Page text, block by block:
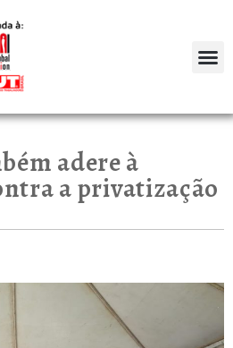
adere à
a privatização